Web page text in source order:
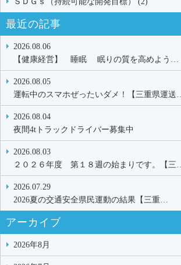
最近の記事
2026.08.06
【健康経営】 睡眠 眠りの質を高めよう…
2026.08.05
運転中のスマホぜったいダメ！【三重県運送…
2026.08.04
夜間4tトラックドライバー募集中
2026.08.03
２０２６年度 第１８週の始まりです。【三…
2026.07.29
2026夏の交通安全県民運動の結果【三重…
アーカイブ
2026年8月